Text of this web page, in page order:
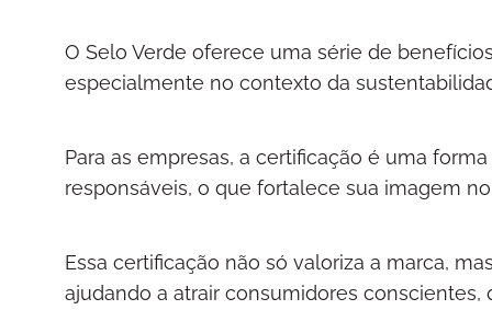
O Selo Verde oferece uma série de
especialmente no contexto da
Para as empresas, a certificação é uma
responsáveis, o que fortalece sua imagem
Essa certificação não só valoriza a marca,
ajudando a atrair consumidores